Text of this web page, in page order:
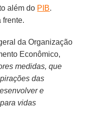
além do PIB.
frente.
da Organização
Econômico,
medidas, que
das
e
vidas